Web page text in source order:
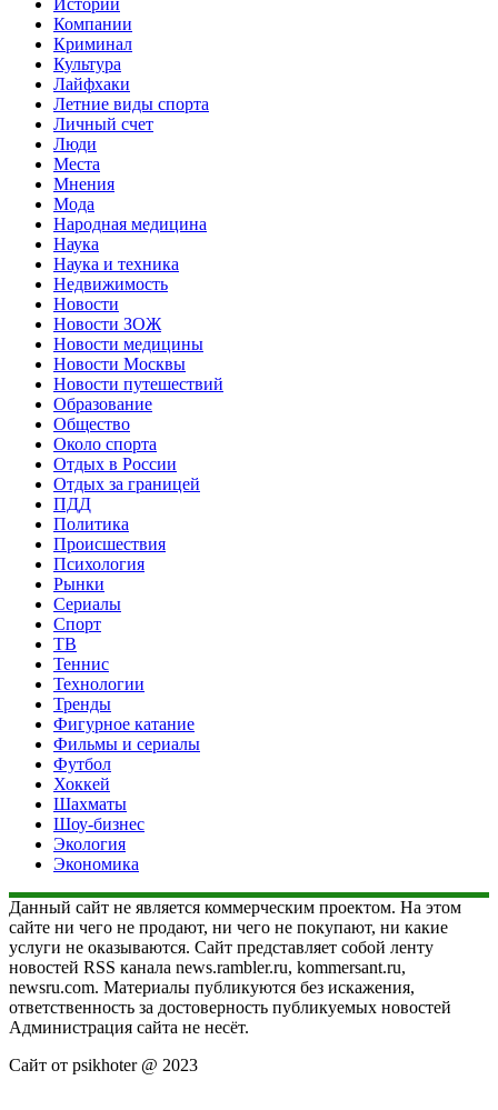
Истории
Компании
Криминал
Культура
Лайфхаки
Летние виды спорта
Личный счет
Люди
Места
Мнения
Мода
Народная медицина
Наука
Наука и техника
Недвижимость
Новости
Новости ЗОЖ
Новости медицины
Новости Москвы
Новости путешествий
Образование
Общество
Около спорта
Отдых в России
Отдых за границей
ПДД
Политика
Происшествия
Психология
Рынки
Сериалы
Спорт
ТВ
Теннис
Технологии
Тренды
Фигурное катание
Фильмы и сериалы
Футбол
Хоккей
Шахматы
Шоу-бизнес
Экология
Экономика
Данный сайт не является коммерческим проектом. На этом
сайте ни чего не продают, ни чего не покупают, ни какие
услуги не оказываются. Сайт представляет собой ленту
новостей RSS канала news.rambler.ru, kommersant.ru,
newsru.com. Материалы публикуются без искажения,
ответственность за достоверность публикуемых новостей
Администрация сайта не несёт.
Сайт от psikhoter @ 2023